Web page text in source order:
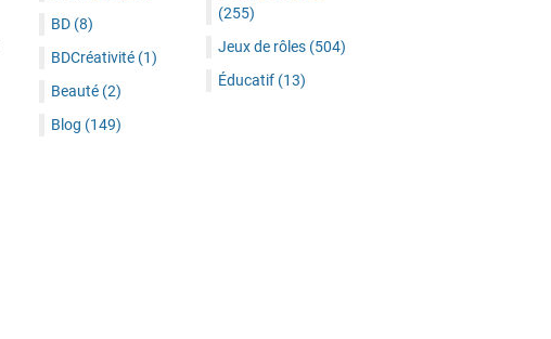
BD (8)
BDCréativité (1)
Beauté (2)
Blog (149)
(255)
Jeux de rôles (504)
Éducatif (13)